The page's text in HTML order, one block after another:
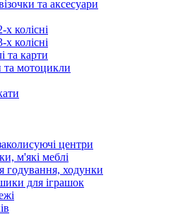
та аксесуари
колісні
колісні
та карти
мотоцикли
центри
м'які меблі
годування, ходунки
для іграшок